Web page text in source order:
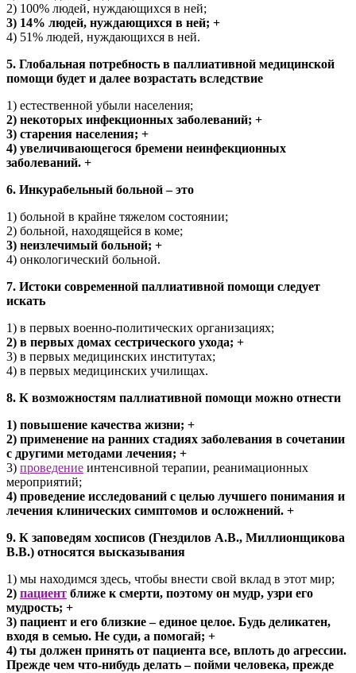
2) 100% людей, нуждающихся в ней;
3) 14% людей, нуждающихся в ней; +
4) 51% людей, нуждающихся в ней.
5. Глобальная потребность в паллиативной медицинской
помощи будет и далее возрастать вследствие
1) естественной убыли населения;
2) некоторых инфекционных заболеваний; +
3) старения населения; +
4) увеличивающегося бремени неинфекционных
заболеваний. +
6. Инкурабельный больной – это
1) больной в крайне тяжелом состоянии;
2) больной, находящейся в коме;
3) неизлечимый больной; +
4) онкологический больной.
7. Истоки современной паллиативной помощи следует
искать
1) в первых военно-политических организациях;
2) в первых домах сестрического ухода; +
3) в первых медицинских институтах;
4) в первых медицинских училищах.
8. К возможностям паллиативной помощи можно отнести
1) повышение качества жизни; +
2) применение на ранних стадиях заболевания в сочетании
с другими методами лечения; +
3) проведение интенсивной терапии, реанимационных
мероприятий;
4) проведение исследований с целью лучшего понимания и
лечения клинических симптомов и осложнений. +
9. К заповедям хосписов (Гнездилов А.В., Миллионщикова
В.В.) относятся высказывания
1) мы находимся здесь, чтобы внести свой вклад в этот мир;
2) пациент ближе к смерти, поэтому он мудр, узри его
мудрость; +
3) пациент и его близкие – единое целое. Будь деликатен,
входя в семью. Не суди, а помогай; +
4) ты должен принять от пациента все, вплоть до агрессии.
Прежде чем что-нибудь делать – пойми человека, прежде